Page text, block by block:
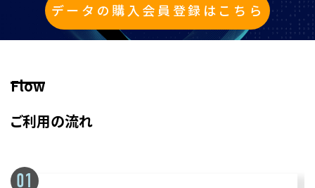
データの購入会員登録はこちら
Flow
ご利用の流れ